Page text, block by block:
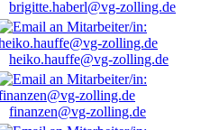
brigitte.haberl@vg-zolling.de
heiko.hauffe@vg-zolling.de
finanzen@vg-zolling.de